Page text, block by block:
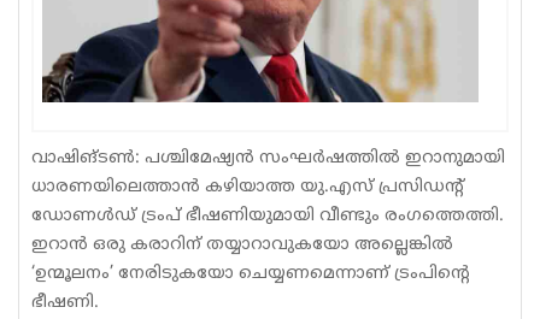
Gallery
വാഷിങ്ടൺ: പശ്ചിമേഷ്യൻ സംഘർഷത്തിൽ ഇറാനുമായി
ധാരണയിലെത്താൻ കഴിയാത്ത യു.എസ് പ്രസിഡന്റ്
ഡോണൾഡ് ട്രംപ് ഭീഷണിയുമായി വീണ്ടും രംഗത്തെത്തി.
ഇറാൻ ഒരു കരാറിന് തയ്യാറാവുകയോ അല്ലെങ്കിൽ
‘ഉന്മൂലനം’ നേരിടുകയോ ചെയ്യണമെന്നാണ് ട്രംപിന്റെ
ഭീഷണി.